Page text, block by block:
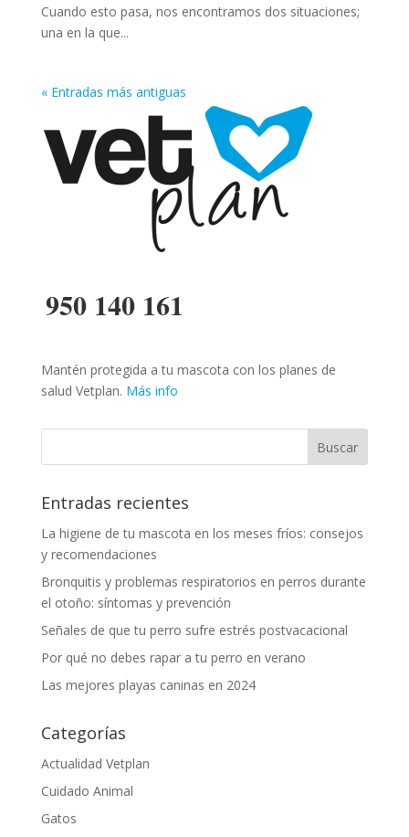
Cuando esto pasa, nos encontramos dos situaciones;
una en la que...
« Entradas más antiguas
950 140 161
Mantén protegida a tu mascota con los planes de
salud Vetplan. Más info
Entradas recientes
La higiene de tu mascota en los meses fríos: consejos
y recomendaciones
Bronquitis y problemas respiratorios en perros durante
el otoño: síntomas y prevención
Señales de que tu perro sufre estrés postvacacional
Por qué no debes rapar a tu perro en verano
Las mejores playas caninas en 2024
Categorías
Actualidad Vetplan
Cuidado Animal
Gatos